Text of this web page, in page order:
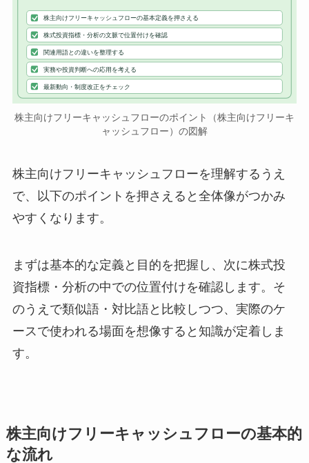
株主向けフリーキャッシュフローの基本定義を押さえる
株式投資指標・分析の文脈で位置付けを確認
関連用語との違いを整理する
実務や投資判断への応用を考える
最新動向・制度改正をチェック
株主向けフリーキャッシュフローのポイント（株主向けフリーキ
ャッシュフロー）の図解
株主向けフリーキャッシュフローを理解するうえ
で、以下のポイントを押さえると全体像がつかみ
やすくなります。
まずは基本的な定義と目的を把握し、次に株式投
資指標・分析の中での位置付けを確認します。そ
のうえで類似語・対比語と比較しつつ、実際のケ
ースで使われる場面を想像すると知識が定着しま
す。
株主向けフリーキャッシュフローの基本的
な流れ